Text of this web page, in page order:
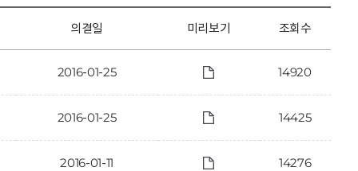
의결일 미리보기 조회수
2016-01-25 14920
2016-01-25 14425
2016-01-11 14276